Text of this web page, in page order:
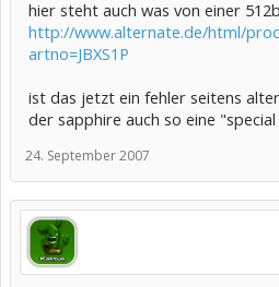
hier steht auch was von einer
http://www.alternate.de/html/
artno=JBXS1P
ist das jetzt ein fehler seitens
der sapphire auch so eine
24. September 2007